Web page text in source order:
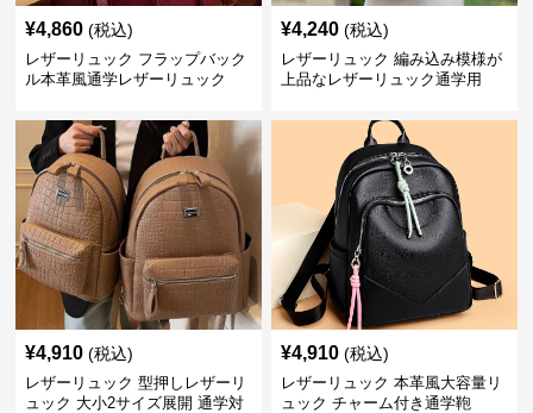
¥4,860 (税込)
レザーリュック フラップバック
ル本革風通学レザーリュック
¥4,240 (税込)
レザーリュック 編み込み模様が
上品なレザーリュック通学用
¥4,910 (税込)
レザーリュック 型押しレザーリ
ュック 大小2サイズ展開 通学対
¥4,910 (税込)
レザーリュック 本革風大容量リ
ュック チャーム付き通学鞄